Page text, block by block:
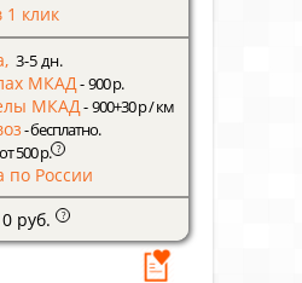
1 клик
3-5 дн.
МКАД- 900 р.
МКАД- 900+30 р / км
- бесплатно.
500 р. ?
по России
руб.
?